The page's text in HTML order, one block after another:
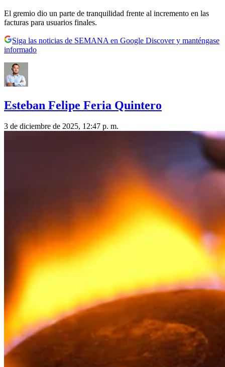
El gremio dio un parte de tranquilidad frente al incremento en las
facturas para usuarios finales.
Siga las noticias de SEMANA en Google Discover y manténgase
informado
Esteban Felipe Feria Quintero
3 de diciembre de 2025, 12:47 p. m.